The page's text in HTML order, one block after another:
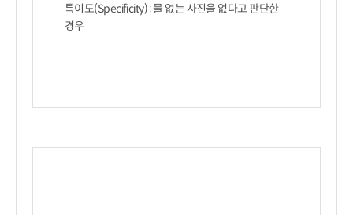
특이도(Specificity) : 물 없는 사진을 없다고 판단한
경우